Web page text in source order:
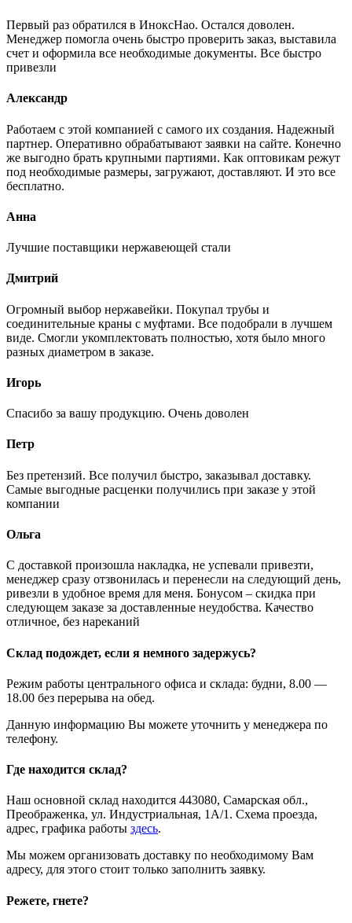
Первый раз обратился в ИноксНао. Остался доволен.
Менеджер помогла очень быстро проверить заказ, выставила
счет и оформила все необходимые документы. Все быстро
привезли
Александр
Работаем с этой компанией с самого их создания. Надежный
партнер. Оперативно обрабатывают заявки на сайте. Конечно
же выгодно брать крупными партиями. Как оптовикам режут
под необходимые размеры, загружают, доставляют. И это все
бесплатно.
Анна
Лучшие поставщики нержавеющей стали
Дмитрий
Огромный выбор нержавейки. Покупал трубы и
соединительные краны с муфтами. Все подобрали в лучшем
виде. Смогли укомплектовать полностью, хотя было много
разных диаметром в заказе.
Игорь
Спасибо за вашу продукцию. Очень доволен
Петр
Без претензий. Все получил быстро, заказывал доставку.
Самые выгодные расценки получились при заказе у этой
компании
Ольга
С доставкой произошла накладка, не успевали привезти,
менеджер сразу отзвонилась и перенесли на следующий день,
ривезли в удобное время для меня. Бонусом – скидка при
следующем заказе за доставленные неудобства. Качество
отличное, без нареканий
Склад подождет, если я немного задержусь?
Режим работы центрального офиса и склада: будни, 8.00 —
18.00 без перерыва на обед.
Данную информацию Вы можете уточнить у менеджера по
телефону.
Где находится склад?
Наш основной склад находится 443080, Самарская обл.,
Преображенка, ул. Индустриальная, 1А/1. Схема проезда,
адрес, графика работы здесь.
Мы можем организовать доставку по необходимому Вам
адресу, для этого стоит только заполнить заявку.
Режете, гнете?